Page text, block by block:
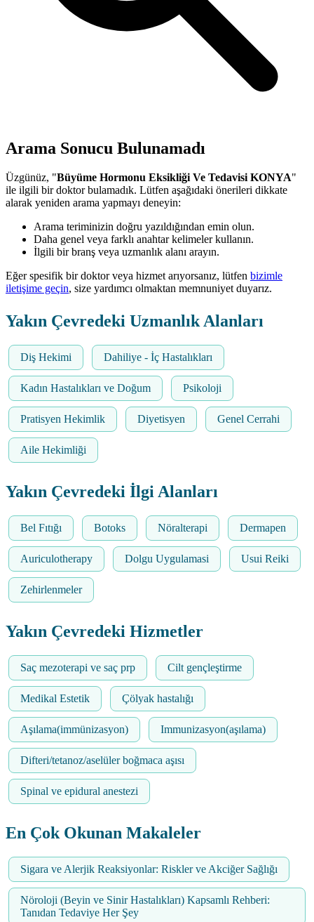
Arama Sonucu Bulunamadı
Üzgünüz, "Büyüme Hormonu Eksikliği Ve Tedavisi KONYA"
ile ilgili bir doktor bulamadık. Lütfen aşağıdaki önerileri dikkate
alarak yeniden arama yapmayı deneyin:
Arama teriminizin doğru yazıldığından emin olun.
Daha genel veya farklı anahtar kelimeler kullanın.
İlgili bir branş veya uzmanlık alanı arayın.
Eğer spesifik bir doktor veya hizmet arıyorsanız, lütfen bizimle
iletişime geçin, size yardımcı olmaktan memnuniyet duyarız.
Yakın Çevredeki Uzmanlık Alanları
Diş Hekimi Dahiliye - İç Hastalıkları
Kadın Hastalıkları ve Doğum Psikoloji
Pratisyen Hekimlik Diyetisyen Genel Cerrahi
Aile Hekimliği
Yakın Çevredeki İlgi Alanları
Bel Fıtığı Botoks Nöralterapi Dermapen
Auriculotherapy Dolgu Uygulamasi Usui Reiki
Zehirlenmeler
Yakın Çevredeki Hizmetler
Saç mezoterapi ve saç prp Cilt gençleştirme
Medikal Estetik Çölyak hastalığı
Aşılama(immünizasyon) Immunizasyon(aşılama)
Difteri/tetanoz/aselüler boğmaca aşısı
Spinal ve epidural anestezi
En Çok Okunan Makaleler
Sigara ve Alerjik Reaksiyonlar: Riskler ve Akciğer Sağlığı
Nöroloji (Beyin ve Sinir Hastalıkları) Kapsamlı Rehberi:
Tanıdan Tedaviye Her Şey